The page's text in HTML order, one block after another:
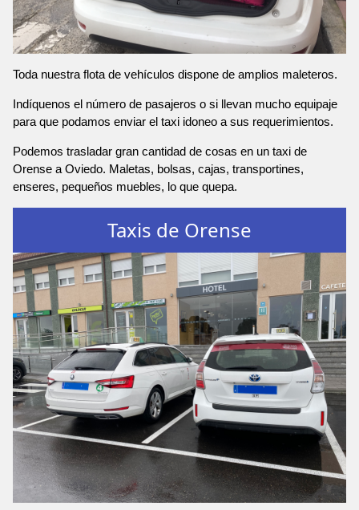
Toda nuestra flota de vehículos dispone de amplios maleteros.
Indíquenos el número de pasajeros o si llevan mucho equipaje
para que podamos enviar el taxi idoneo a sus requerimientos.
Podemos trasladar gran cantidad de cosas en un taxi de
Orense a Oviedo. Maletas, bolsas, cajas, transportines,
enseres, pequeños muebles, lo que quepa.
Taxis de Orense